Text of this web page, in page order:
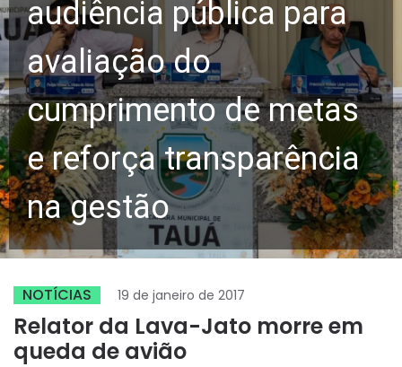
audiência pública para
avaliação do
cumprimento de metas
e reforça transparência
na gestão
NOTÍCIAS 19 de janeiro de 2017
Relator da Lava-Jato morre em
queda de avião